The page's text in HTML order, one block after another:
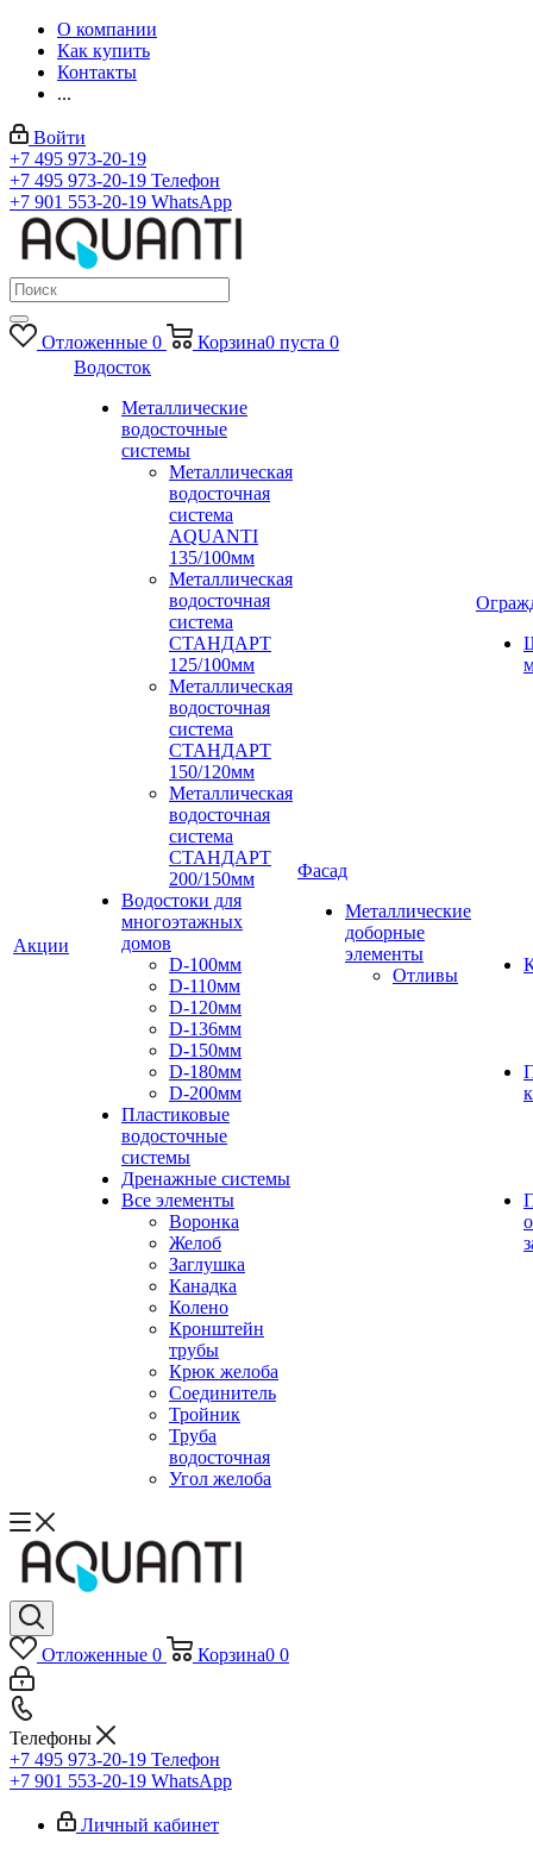
О компании
Как купить
Контакты
...
Войти
+7 495 973-20-19
+7 495 973-20-19 Телефон
+7 901 553-20-19 WhatsApp
Отложенные 0 Корзина0 пуста 0
Акции
Водосток
Металлические
водосточные
системы
Металлическая
водосточная
система
AQUANTI
135/100мм
Металлическая
водосточная
система
СТАНДАРТ
125/100мм
Металлическая
водосточная
система
СТАНДАРТ
150/120мм
Металлическая
водосточная
система
СТАНДАРТ
200/150мм
Водостоки для
многоэтажных
домов
D-100мм
D-110мм
D-120мм
D-136мм
D-150мм
D-180мм
D-200мм
Пластиковые
водосточные
системы
Дренажные системы
Все элементы
Воронка
Желоб
Заглушка
Канадка
Колено
Кронштейн
трубы
Крюк желоба
Соединитель
Тройник
Труба
водосточная
Угол желоба
Фасад
Металлические
доборные
элементы
Отливы
Отложенные 0 Корзина0 0
Телефоны
+7 495 973-20-19 Телефон
+7 901 553-20-19 WhatsApp
Личный кабинет